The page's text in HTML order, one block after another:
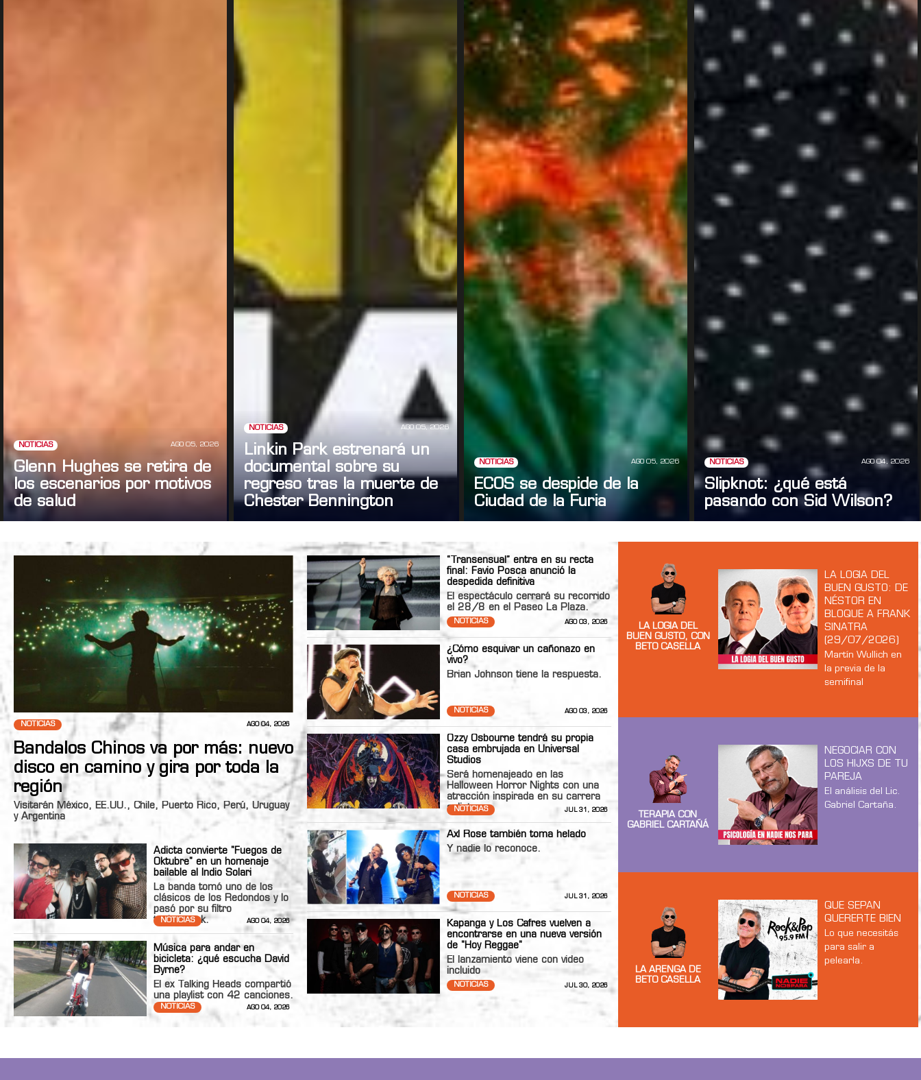
NOTICIAS AGO 05, 2026
Glenn Hughes se retira de
los escenarios por motivos
de salud
NOTICIAS AGO 05, 2026
Linkin Park estrenará un
documental sobre su
regreso tras la muerte de
Chester Bennington
NOTICIAS AGO 05, 2026
ECOS se despide de la
Ciudad de la Furia
NOTICIAS AGO 04, 2026
Slipknot: ¿qué está
pasando con Sid Wilson?
NOTICIAS AGO 04, 2026
Bandalos Chinos va por más: nuevo
disco en camino y gira por toda la
región
Visitarán México, EE.UU., Chile, Puerto Rico, Perú, Uruguay
y Argentina
Adicta convierte "Fuegos de
Oktubre" en un homenaje
bailable al Indio Solari
La banda tomó uno de los
clásicos de los Redondos y lo
pasó por su filtro
technopunk.
NOTICIAS AGO 04, 2026
Música para andar en
bicicleta: ¿qué escucha David
Byrne?
El ex Talking Heads compartió
una playlist con 42 canciones.
NOTICIAS AGO 04, 2026
“Transensual” entra en su recta
final: Favio Posca anunció la
despedida definitiva
El espectáculo cerrará su recorrido
el 28/8 en el Paseo La Plaza.
NOTICIAS AGO 03, 2026
¿Cómo esquivar un cañonazo en
vivo?
Brian Johnson tiene la respuesta.
NOTICIAS AGO 03, 2026
Ozzy Osbourne tendrá su propia
casa embrujada en Universal
Studios
Será homenajeado en las
Halloween Horror Nights con una
atracción inspirada en su carrera
solista.
NOTICIAS JUL 31, 2026
Axl Rose también toma helado
Y nadie lo reconoce.
NOTICIAS JUL 31, 2026
Kapanga y Los Cafres vuelven a
encontrarse en una nueva versión
de "Hoy Reggae"
El lanzamiento viene con video
incluido
NOTICIAS JUL 30, 2026
LA LOGIA DEL
BUEN GUSTO, CON
BETO CASELLA
LA LOGIA DEL
BUEN GUSTO: DE
NÉSTOR EN
BLOQUE A FRANK
SINATRA
(29/07/2026)
Martín Wullich en
la previa de la
semifinal
TERAPIA CON
GABRIEL CARTAÑÁ
NEGOCIAR CON
LOS HIJXS DE TU
PAREJA
El análisis del Lic.
Gabriel Cartaña.
LA ARENGA DE
BETO CASELLA
QUE SEPAN
QUERERTE BIEN
Lo que necesitás
para salir a
pelearla.